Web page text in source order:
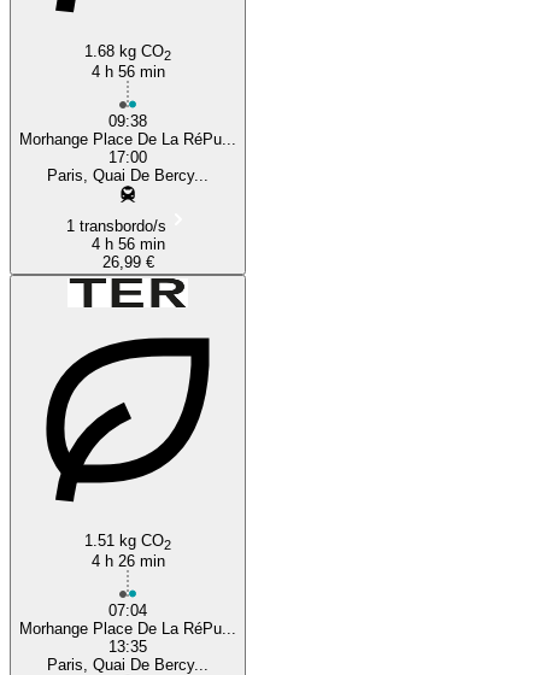
1.68 kg CO2
4 h 56 min
09:38
Morhange Place De La RéPu...
17:00
Paris, Quai De Bercy...
1 transbordo/s
4 h 56 min
26,99 €
1.51 kg CO2
4 h 26 min
07:04
Morhange Place De La RéPu...
13:35
Paris, Quai De Bercy...